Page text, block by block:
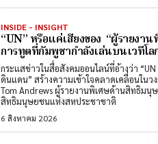
INSIDE - INSIGHT
“UN” หรือแค่เสียงของ “ผู้รายงา
การทูตที่กัมพูชากำลังเล่นบนเวทีโล
กระแสข่าวในสื่อสังคมออนไลน์ที่อ้างว่า “UN
ดินแดน” สร้างความเข้าใจคลาดเคลื่อนในว
Tom Andrews ผู้รายงานพิเศษด้านสิทธิม
สิทธิมนุษยชนแห่งสหประชาชาติ
6 สิงหาคม 2026